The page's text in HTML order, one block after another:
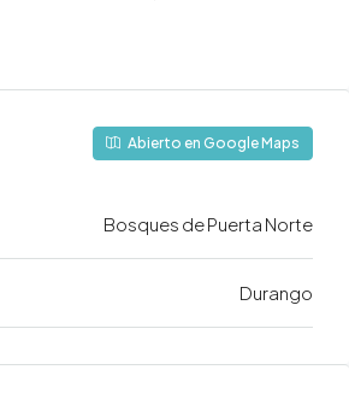
Abierto en Google Maps
Bosques de Puerta Norte
Durango